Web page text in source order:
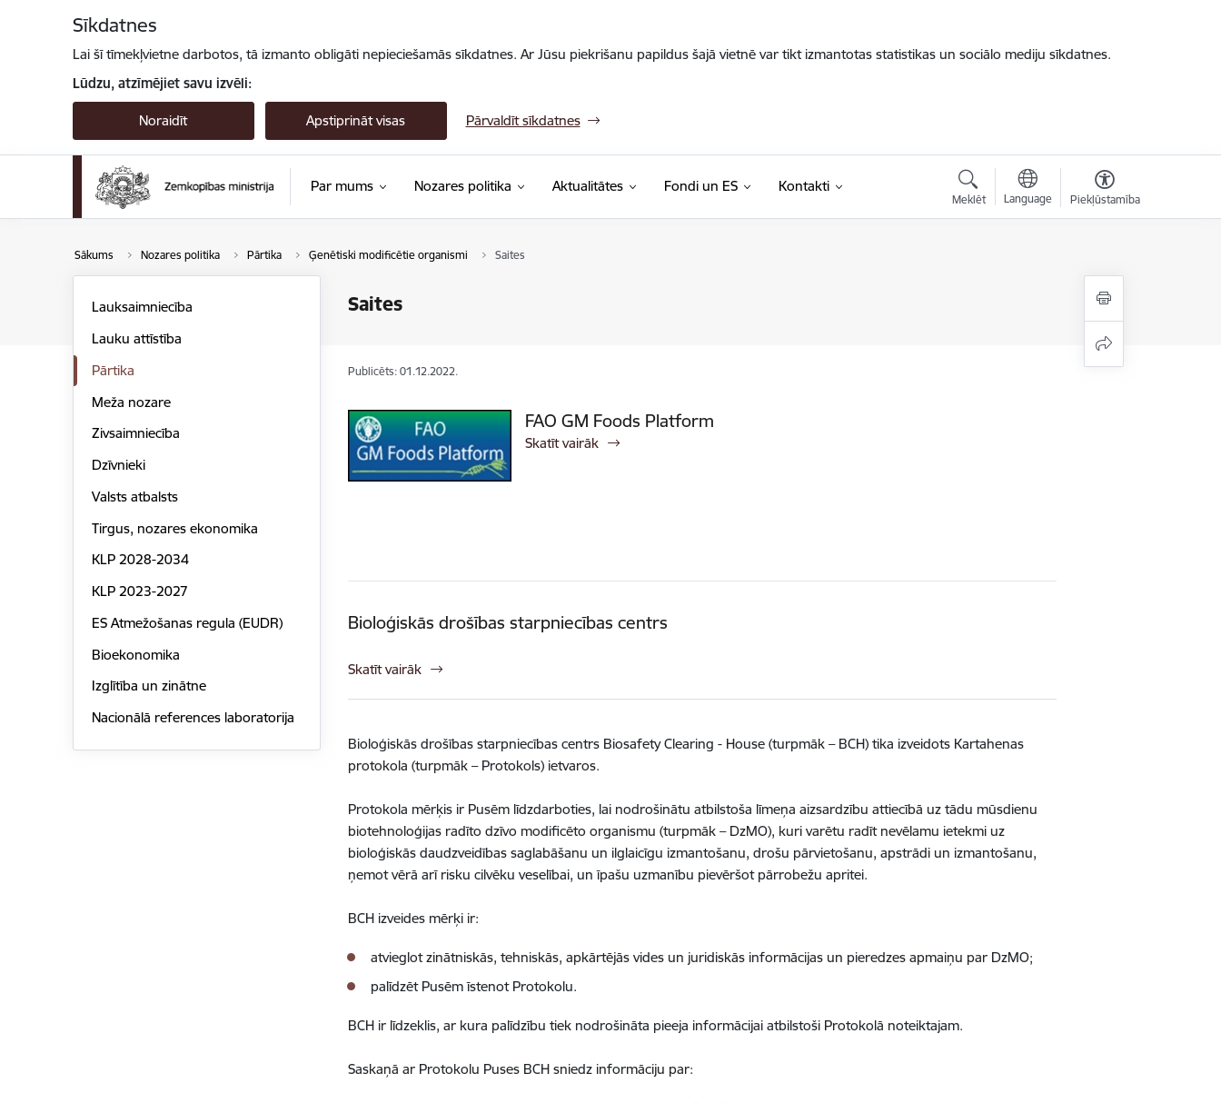
Sīkdatnes
Lai šī tīmekļvietne darbotos, tā izmanto obligāti nepieciešamās sīkdatnes. Ar Jūsu piekrišanu papildus šajā vietnē var tikt izmantotas statistikas un sociālo mediju sīkdatnes.
Lūdzu, atzīmējiet savu izvēli:
Noraidīt Apstiprināt visas Pārvaldīt sīkdatnes
Par mums Nozares politika Aktualitātes Fondi un ES Kontakti
Meklēt Language Piekļūstamība
Sākums Nozares politika Pārtika Ģenētiski modificētie organismi Saites
Saites
Lauksaimniecība
Lauku attīstība
Pārtika
Meža nozare
Zivsaimniecība
Dzīvnieki
Valsts atbalsts
Tirgus, nozares ekonomika
KLP 2028-2034
KLP 2023-2027
ES Atmežošanas regula (EUDR)
Bioekonomika
Izglītība un zinātne
Nacionālā references laboratorija
Publicēts: 01.12.2022.
FAO GM Foods Platform
Skatīt vairāk
Bioloģiskās drošības starpniecības centrs
Skatīt vairāk
Bioloģiskās drošības starpniecības centrs Biosafety Clearing - House (turpmāk – BCH) tika izveidots Kartahenas
protokola (turpmāk – Protokols) ietvaros.
Protokola mērķis ir Pusēm līdzdarboties, lai nodrošinātu atbilstoša līmeņa aizsardzību attiecībā uz tādu mūsdienu
biotehnoloģijas radīto dzīvo modificēto organismu (turpmāk – DzMO), kuri varētu radīt nevēlamu ietekmi uz
bioloģiskās daudzveidības saglabāšanu un ilglaicīgu izmantošanu, drošu pārvietošanu, apstrādi un izmantošanu,
ņemot vērā arī risku cilvēku veselībai, un īpašu uzmanību pievēršot pārrobežu apritei.
BCH izveides mērķi ir:
atvieglot zinātniskās, tehniskās, apkārtējās vides un juridiskās informācijas un pieredzes apmaiņu par DzMO;
palīdzēt Pusēm īstenot Protokolu.
BCH ir līdzeklis, ar kura palīdzību tiek nodrošināta pieeja informācijai atbilstoši Protokolā noteiktajam.
Saskaņā ar Protokolu Puses BCH sniedz informāciju par: